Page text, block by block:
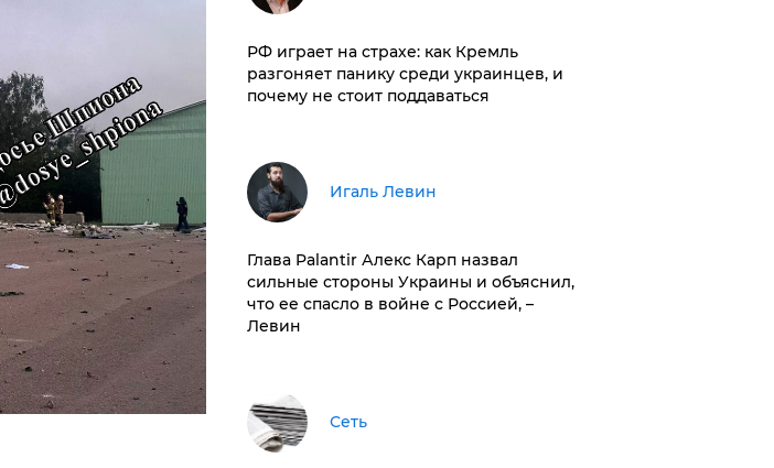
РФ играет на страхе: как Кремль
разгоняет панику среди украинцев, и
почему не стоит поддаваться
Игаль Левин
Глава Palantir Алекс Карп назвал
сильные стороны Украины и объяснил,
что ее спасло в войне с Россией, –
Левин
Сеть